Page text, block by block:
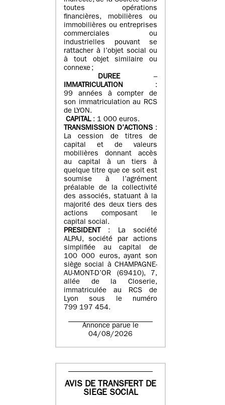
toutes opérations
financières, mobilières ou
immobilières ou entreprises
commerciales ou
industrielles pouvant se
rattacher à l’objet social ou
à tout objet similaire ou
connexe ;
DUREE–
IMMATRICULATION :
99 années à compter de
son immatriculation au RCS
de LYON.
CAPITAL: 1 000 euros.
TRANSMISSION D’ACTIONS :
La cession de titres de
capital et de valeurs
mobilières donnant accès
au capital à un tiers à
quelque titre que ce soit est
soumise à l’agrément
préalable de la collectivité
des associés, statuant à la
majorité des deux tiers des
actions composant le
capital social.
PRESIDENT
: La société
ALPAJ, société par actions
simplifiée au capital de
100 000 euros, ayant son
siège social à CHAMPAGNE-
AU-MONT-D’OR (69410), 7,
allée de la Closerie,
immatriculée au RCS de
Lyon sous le numéro
799 197 454.
Annonce parue le
04/08/2026
AVIS DE TRANSFERT DE
SIEGE SOCIAL